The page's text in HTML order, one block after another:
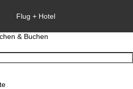
& Buchen